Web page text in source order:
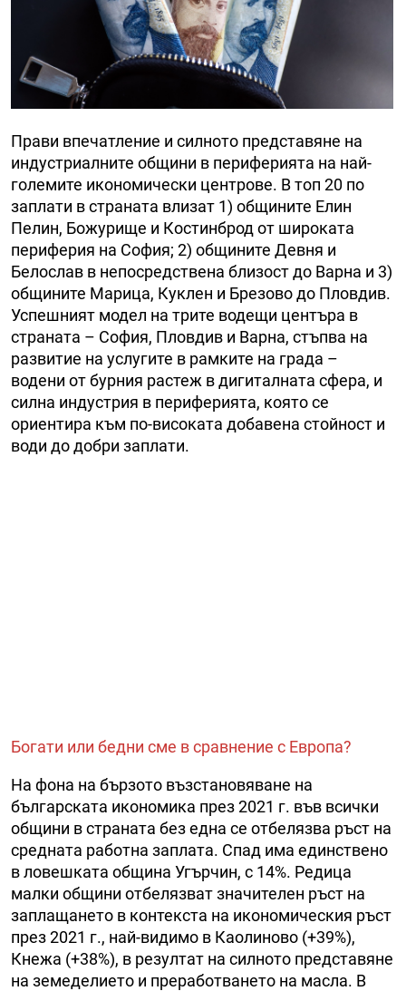
Прави впечатление и силното представяне на
индустриалните общини в периферията на най-
големите икономически центрове. В топ 20 по
заплати в страната влизат 1) общините Елин
Пелин, Божурище и Костинброд от широката
периферия на София; 2) общините Девня и
Белослав в непосредствена близост до Варна и 3)
общините Марица, Куклен и Брезово до Пловдив.
Успешният модел на трите водещи центъра в
страната – София, Пловдив и Варна, стъпва на
развитие на услугите в рамките на града –
водени от бурния растеж в дигиталната сфера, и
силна индустрия в периферията, която се
ориентира към по-високата добавена стойност и
води до добри заплати.
Богати или бедни сме в сравнение с Европа?
На фона на бързото възстановяване на
българската икономика през 2021 г. във всички
общини в страната без една се отбелязва ръст на
средната работна заплата. Спад има единствено
в ловешката община Угърчин, с 14%. Редица
малки общини отбелязват значителен ръст на
заплащането в контекста на икономическия ръст
през 2021 г., най-видимо в Каолиново (+39%),
Кнежа (+38%), в резултат на силното представяне
на земеделието и преработването на масла. В